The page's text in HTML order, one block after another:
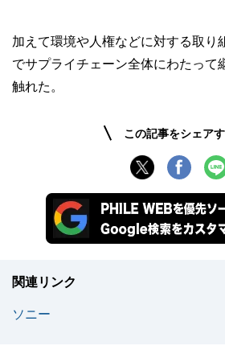
加えて環境や人権などに対する取り
でサプライチェーン全体にわたって
触れた。
この記事をシェア
関連リンク
ソニー